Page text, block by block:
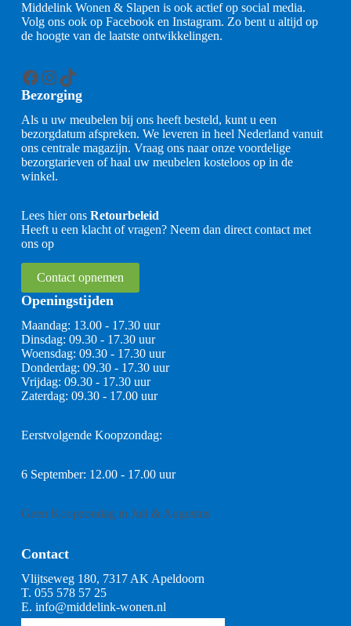
Middelink Wonen & Slapen is ook actief op social media.
Volg ons ook op Facebook en Instagram. Zo bent u altijd op
de hoogte van de laatste ontwikkelingen.
Facebook
Instagram
TikTok
Bezorging
Als u uw meubelen bij ons heeft besteld, kunt u een
bezorgdatum afspreken. We leveren in heel Nederland vanuit
ons centrale magazijn. Vraag ons naar onze voordelige
bezorgtarieven of haal uw meubelen kosteloos op in de
winkel.
Lees hier ons Retourbeleid
Heeft u een klacht of vragen? Neem dan direct contact met
ons op
Contact opnemen
Openingstijden
Maandag: 13.00 - 17.30 uur
Dinsdag: 09.30 - 17.30 uur
Woensdag: 09.30 - 17.30 uur
Donderdag: 09.30 - 17.30 uur
Vrijdag: 09.30 - 17.30 uur
Zaterdag: 09.30 - 17.00 uur
Eerstvolgende Koopzondag:
6 September: 12.00 - 17.00 uur
Geen Koopzondag in Juli & Augustus
Contact
Vlijtseweg 180, 7317 AK Apeldoorn
T. 055 578 57 25
E. info@middelink-wonen.nl